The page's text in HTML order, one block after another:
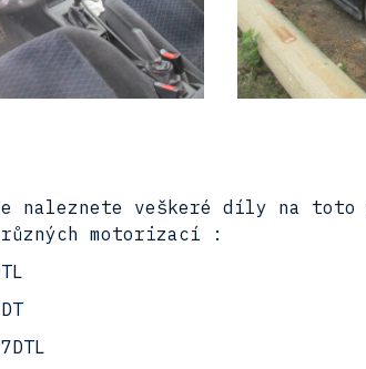
naleznete veškeré díly na toto
motorizací :